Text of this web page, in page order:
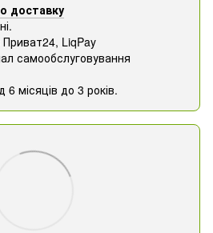
доставку
​​LiqPay
самообслуговування
6 місяців до 3 років.